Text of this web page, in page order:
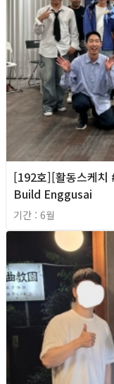
[192호][활동스케치
Build Enggusai
기간 : 6월